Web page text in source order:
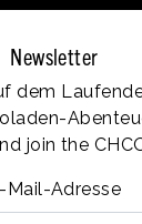
Newsletter
dem
join the
Mail-Adresse
Menu